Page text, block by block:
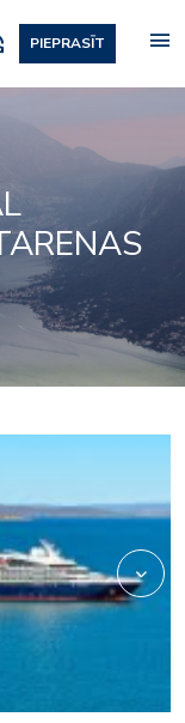
PIEPRASĪT menu